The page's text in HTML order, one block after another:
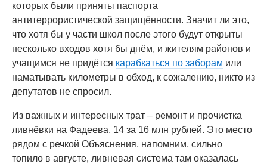
которых были приняты паспорта
антитеррористической защищённости. Значит ли это,
что хотя бы у части школ после этого будут открыты
несколько входов хотя бы днём, и жителям районов и
учащимся не придётся карабкаться по заборам или
наматывать километры в обход, к сожалению, никто из
депутатов не спросил.
Из важных и интересных трат – ремонт и прочистка
ливнёвки на Фадеева, 14 за 16 млн рублей. Это место
рядом с речкой Объяснения, напомним, сильно
топило в августе, ливневая система там оказалась